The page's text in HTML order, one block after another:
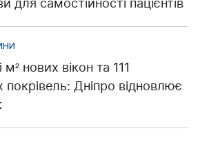
самостійності пацієнтів
нових вікон та 111
покрівель: Дніпро відновлює